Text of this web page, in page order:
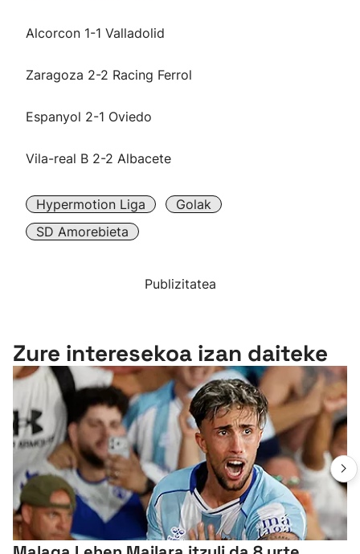
Alcorcon 1-1 Valladolid
Zaragoza 2-2 Racing Ferrol
Espanyol 2-1 Oviedo
Vila-real B 2-2 Albacete
Hypermotion Liga
Golak
SD Amorebieta
Publizitatea
Zure interesekoa izan daiteke